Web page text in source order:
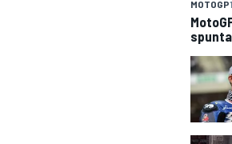
MOTOGP